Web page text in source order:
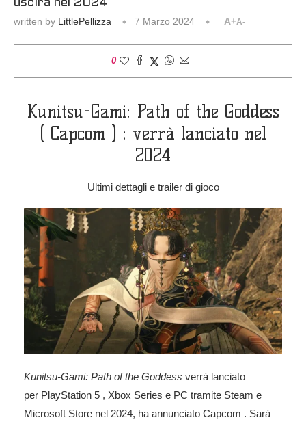
uscirà nel 2024
written by LittlePellizza 7 Marzo 2024 A+A-
0
Kunitsu-Gami: Path of the Goddess
( Capcom ) : verrà lanciato nel
2024
Ultimi dettagli e trailer di gioco
Kunitsu-Gami: Path of the Goddess verrà lanciato
per PlayStation 5 , Xbox Series e PC tramite Steam e
Microsoft Store nel 2024, ha annunciato Capcom . Sarà